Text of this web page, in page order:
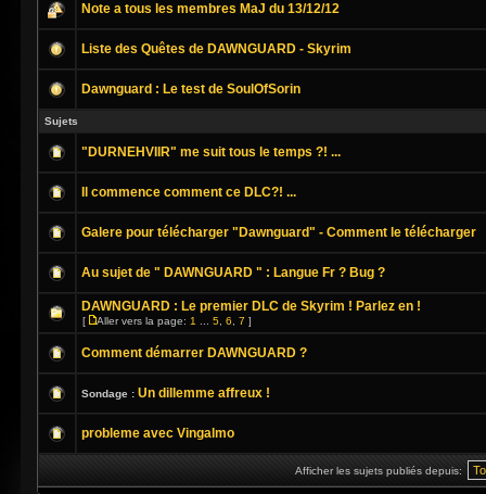
Note a tous les membres MaJ du 13/12/12
Liste des Quêtes de DAWNGUARD - Skyrim
Dawnguard : Le test de SoulOfSorin
Sujets
"DURNEHVIIR" me suit tous le temps ?! ...
Il commence comment ce DLC?! ...
Galere pour télécharger "Dawnguard" - Comment le télécharger
Au sujet de " DAWNGUARD " : Langue Fr ? Bug ?
DAWNGUARD : Le premier DLC de Skyrim ! Parlez en !
[ Aller vers la page: 1 5 6 7 ]
Comment démarrer DAWNGUARD ?
Sondage : Un dillemme affreux !
probleme avec Vingalmo
Afficher les sujets publiés depuis: